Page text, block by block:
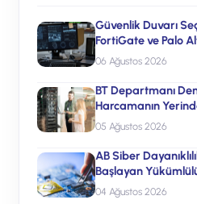
Güvenlik Duvarı
FortiGate ve Palo
06 Ağustos 2026
BT Departmanı
Harcamanın
05 Ağustos 2026
AB Siber
Başlayan
04 Ağustos 2026